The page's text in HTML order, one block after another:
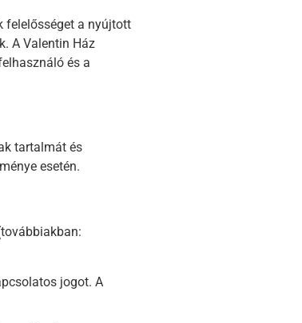
felelősséget a nyújtott
A Valentin Ház
és a
tartalmát és
esetén.
jogot. A